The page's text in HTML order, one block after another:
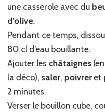
une casserole avec du
d’olive.
Pendant ce temps,
80 cl d’eau bouillante.
Ajouter les châtaignes
la déco), saler, poivreret
2 minutes.
Verser le bouillon cube,